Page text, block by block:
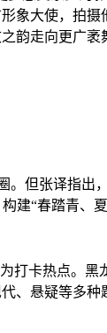
象大使，拍
韵走向更广袤
但张译指
构建“春踏青、
卡热点。
、悬疑等多种